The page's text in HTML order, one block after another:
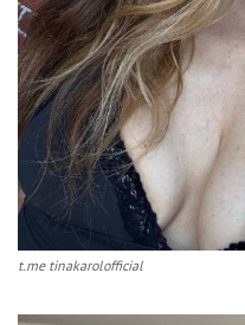
t.me tinakarolofficial